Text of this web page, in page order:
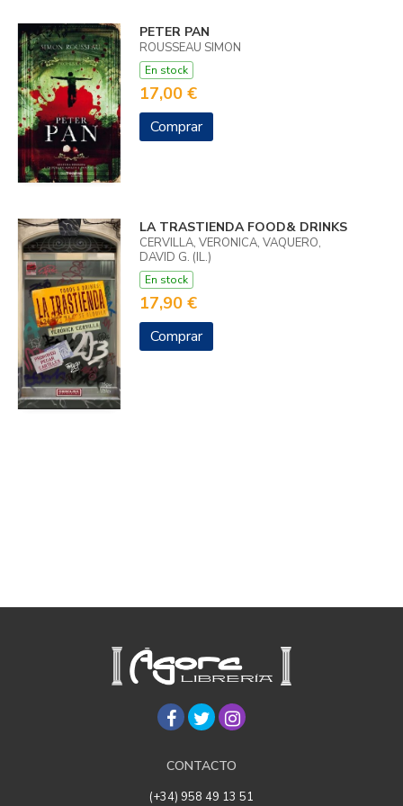
PETER PAN
ROUSSEAU SIMON
En stock
17,00 €
Comprar
LA TRASTIENDA FOOD& DRINKS
CERVILLA, VERONICA, VAQUERO,
DAVID G. (IL.)
En stock
17,90 €
Comprar
CONTACTO
(+34) 958 49 13 51